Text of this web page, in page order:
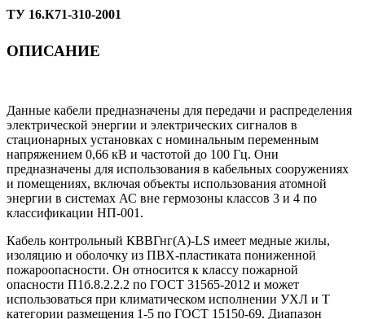
ТУ 16.К71-310-2001
ОПИСАНИЕ
Данные кабели предназначены для передачи и распределения
электрической энергии и электрических сигналов в
стационарных установках с номинальным переменным
напряжением 0,66 кВ и частотой до 100 Гц. Они
предназначены для использования в кабельных сооружениях
и помещениях, включая объекты использования атомной
энергии в системах АС вне гермозоны классов 3 и 4 по
классификации НП-001.
Кабель контрольный КВВГнг(А)-LS имеет медные жилы,
изоляцию и оболочку из ПВХ-пластиката пониженной
пожароопасности. Он относится к классу пожарной
опасности П1б.8.2.2.2 по ГОСТ 31565-2012 и может
использоваться при климатическом исполнении УХЛ и Т
категории размещения 1-5 по ГОСТ 15150-69. Диапазон